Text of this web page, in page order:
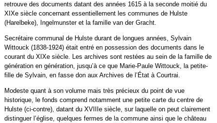
retrouve des documents datant des années 1615 à la seconde moitié du
XIXe siècle concernant essentiellement les communes de Hulste
(Harelbeke), Ingelmunster et la famille van der Gracht.
Secrétaire communal de Hulste durant de longues années, Sylvain
Wittouck (1838-1924) était entré en possession des documents dans le
courant du XIXe siècle. Les archives sont restées au sein de la famille de
génération en génération, jusqu’à ce que Marie-Paule Wittouck, la petite-
fille de Sylvain, en fasse don aux Archives de l’État à Courtrai.
Modeste quant à son volume mais très précieux du point de vue
historique, le fonds comprend notamment une petite carte du centre de
Hulste (ci-contre), datant du XVIIIe siècle, sur laquelle on peut clairement
distinguer l’église, quelques fermes de la commune ainsi que le château